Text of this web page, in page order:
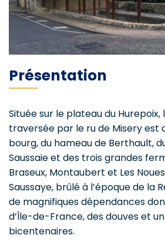
Présentation
Située sur le plateau du
traversée par le ru de Misery est
bourg, du hameau de Berthault,
Saussaie et des trois grandes
Braseux, Montaubert et Les
Saussaye, brûlé à l’époque de la
de magnifiques dépendances
d’Île-de-France, des douves et
bicentenaires.